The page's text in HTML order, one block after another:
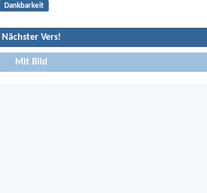
Dankbarkeit
Nächster Vers!
Mit Bild